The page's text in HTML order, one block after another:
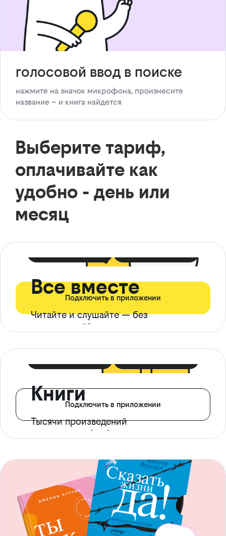
голосовой ввод в поиске
нажмите на значок микрофона, произнесите
название – и книга найдется
Выберите тариф,
оплачивайте как
удобно - день или
месяц
Все вместе
Читайте и слушайте — без
ограничений*
Подключить в приложении
Книги
Тысячи произведений
с доступом офлайн
Подключить в приложении